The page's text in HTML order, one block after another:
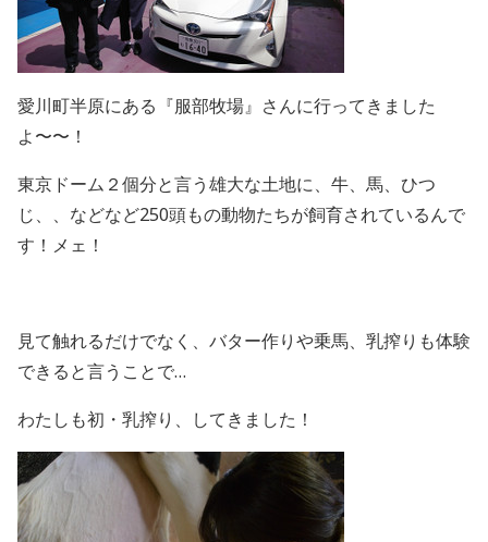
愛川町半原にある『服部牧場』さんに行ってきました
よ〜〜！
東京ドーム２個分と言う雄大な土地に、牛、馬、ひつ
じ、、などなど250頭もの動物たちが飼育されているんで
す！メェ！
見て触れるだけでなく、バター作りや乗馬、乳搾りも体験
できると言うことで…
わたしも初・乳搾り、してきました！